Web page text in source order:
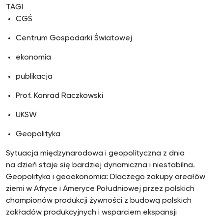
TAGI
CGŚ
Centrum Gospodarki Światowej
ekonomia
publikacja
Prof. Konrad Raczkowski
UKSW
Geopolityka
Sytuacja międzynarodowa i geopolityczna z dnia
na dzień staje się bardziej dynamiczna i niestabilna.
Geopolityka i geoekonomia: Dlaczego zakupy areałów
ziemi w Afryce i Ameryce Południowej przez polskich
championów produkcji żywności z budową polskich
zakładów produkcyjnych i wsparciem ekspansji